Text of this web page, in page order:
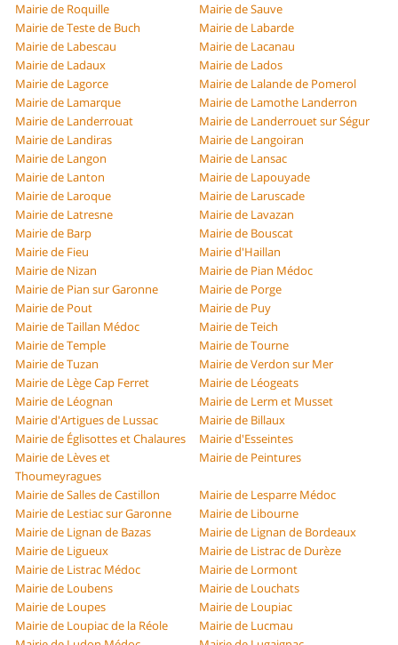
Mairie de Roquille
Mairie de Sauve
Mairie de Teste de Buch
Mairie de Labarde
Mairie de Labescau
Mairie de Lacanau
Mairie de Ladaux
Mairie de Lados
Mairie de Lagorce
Mairie de Lalande de Pomerol
Mairie de Lamarque
Mairie de Lamothe Landerron
Mairie de Landerrouat
Mairie de Landerrouet sur Ségur
Mairie de Landiras
Mairie de Langoiran
Mairie de Langon
Mairie de Lansac
Mairie de Lanton
Mairie de Lapouyade
Mairie de Laroque
Mairie de Laruscade
Mairie de Latresne
Mairie de Lavazan
Mairie de Barp
Mairie de Bouscat
Mairie de Fieu
Mairie d'Haillan
Mairie de Nizan
Mairie de Pian Médoc
Mairie de Pian sur Garonne
Mairie de Porge
Mairie de Pout
Mairie de Puy
Mairie de Taillan Médoc
Mairie de Teich
Mairie de Temple
Mairie de Tourne
Mairie de Tuzan
Mairie de Verdon sur Mer
Mairie de Lège Cap Ferret
Mairie de Léogeats
Mairie de Léognan
Mairie de Lerm et Musset
Mairie d'Artigues de Lussac
Mairie de Billaux
Mairie de Églisottes et Chalaures
Mairie d'Esseintes
Mairie de Lèves et
Thoumeyragues
Mairie de Peintures
Mairie de Salles de Castillon
Mairie de Lesparre Médoc
Mairie de Lestiac sur Garonne
Mairie de Libourne
Mairie de Lignan de Bazas
Mairie de Lignan de Bordeaux
Mairie de Ligueux
Mairie de Listrac de Durèze
Mairie de Listrac Médoc
Mairie de Lormont
Mairie de Loubens
Mairie de Louchats
Mairie de Loupes
Mairie de Loupiac
Mairie de Loupiac de la Réole
Mairie de Lucmau